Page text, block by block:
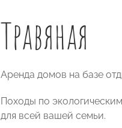
Травяная
Аренда домов на базе
Походы по
для всей вашей семьи.